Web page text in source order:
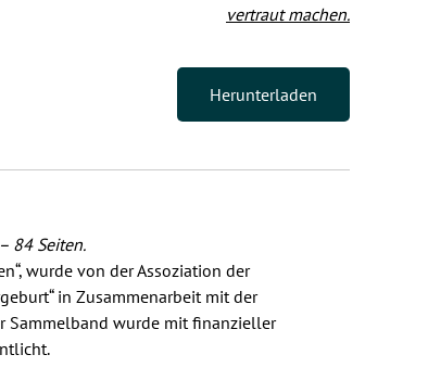
vertraut machen.
Herunterladen
84 Seiten.
wurde von der Assoziation der
in Zusammenarbeit mit der
Sammelband wurde mit finanzieller